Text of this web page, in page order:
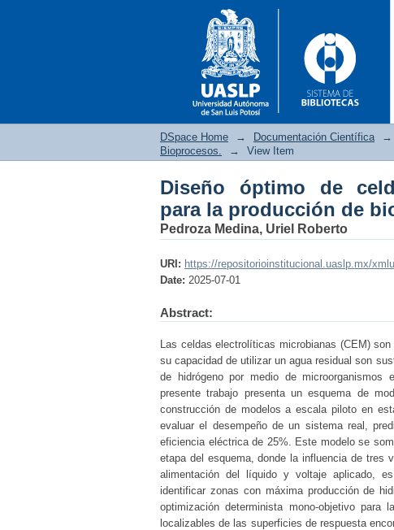
Diseño óptimo de
biohidrógeno
DSpace Home → Documentación Científica →
Bioprocesos.
→ View Item
Diseño óptimo de
para la producción de
Pedroza Medina, Uriel Roberto
URI: https://repositorioinstitucional.uaslp.mx/
Date: 2025-07-01
Abstract:
Las celdas electrolíticas microbianas (CEM)
su capacidad de utilizar un agua residual son
de hidrógeno por medio de microorganismos
presente trabajo presenta un esquema de
construcción de modelos a escala piloto en
evaluar el desempeño de un sistema real,
eficiencia eléctrica de 25%. Este modelo se
etapa del esquema, donde la influencia de tres
alimentación del líquido y voltaje aplicado,
identificar zonas con máxima producción de
optimización determinista mono-objetivo
localizables de las superficies de respuesta